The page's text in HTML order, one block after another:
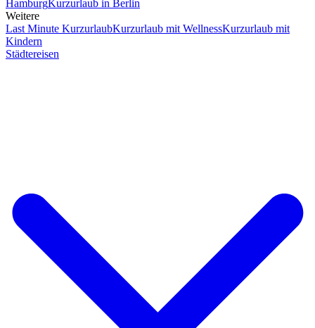
HamburgKurzurlaub in Berlin
Weitere
Last Minute KurzurlaubKurzurlaub mit WellnessKurzurlaub mit
Kindern
Städtereisen